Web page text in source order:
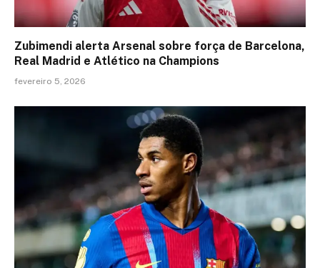
Zubimendi alerta Arsenal sobre força de Barcelona,
Real Madrid e Atlético na Champions
fevereiro 5, 2026